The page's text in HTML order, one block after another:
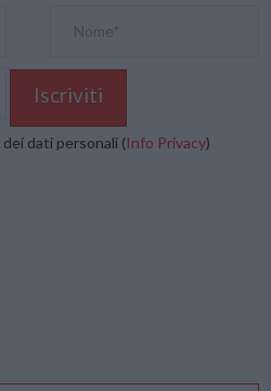
dati personali (Info Privacy)